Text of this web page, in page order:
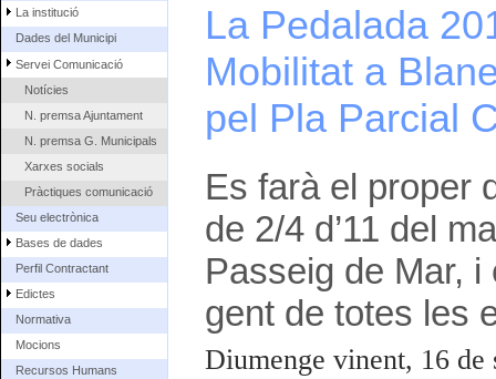
La institució
Dades del Municipi
Servei Comunicació
Notícies
N. premsa Ajuntament
N. premsa G. Municipals
Xarxes socials
Pràctiques comunicació
Seu electrònica
Bases de dades
Perfil Contractant
Edictes
Normativa
Mocions
Recursos Humans
La Pedalada
Mobilitat a
pel Pla Parcial
Es farà el proper
de 2/4 d’11 del
Passeig de Mar,
gent de totes les
Diumenge vinent, 16 de